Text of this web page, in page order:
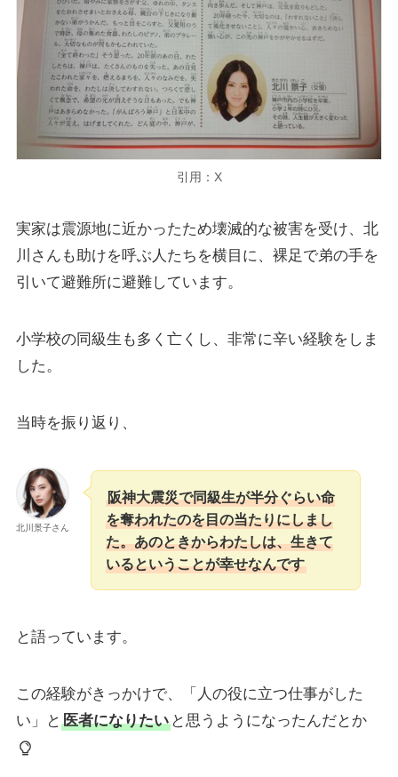
引用：X
実家は震源地に近かったため壊滅的な被害を受け、北
川さんも助けを呼ぶ人たちを横目に、裸足で弟の手を
引いて避難所に避難しています。
小学校の同級生も多く亡くし、非常に辛い経験をしま
した。
当時を振り返り、
北川景子さん
阪神大震災で同級生が半分ぐらい命
を奪われたのを目の当たりにしまし
た。あのときからわたしは、生きて
いるということが幸せなんです
と語っています。
この経験がきっかけで、「人の役に立つ仕事がした
い」と 医者になりたいと思うようになったんだとか